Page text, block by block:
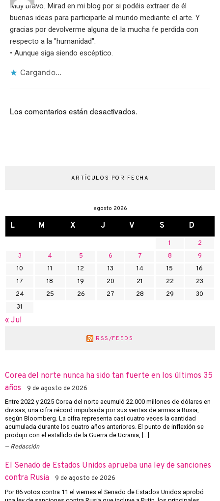
Muy bravo. Mirad en mi blog por si podéis extraer de él
buenas ideas para participarle al mundo mediante el arte. Y
gracias por devolverme alguna de la mucha fe perdida con
respecto a la "humanidad".
• Aunque siga siendo escéptico.
Cargando...
Los comentarios están desactivados.
ARTÍCULOS POR FECHA
agosto 2026
L M X J V S D
1
2
3
4 5 6 7 8
9
10
11 12 13 14 15
16
17
18 19 20 21 22
23
24
25 26 27 28 29
30
31
« Jul
RSS/FEEDS
Corea del norte nunca ha sido tan fuerte en los últimos 35
años
9 de agosto de 2026
Entre 2022 y 2025 Corea del norte acumuló 22.000 millones de dólares en
divisas, una cifra récord impulsada por sus ventas de armas a Rusia,
según Bloomberg. La cifra representa casi cuatro veces la cantidad
acumulada durante los cuatro años anteriores. El punto de inflexión se
produjo con el estallido de la Guerra de Ucrania, […]
Redacción
El Senado de Estados Unidos aprueba una ley de sanciones
contra Rusia
9 de agosto de 2026
Por 86 votos contra 11 el viernes el Senado de Estados Unidos aprobó